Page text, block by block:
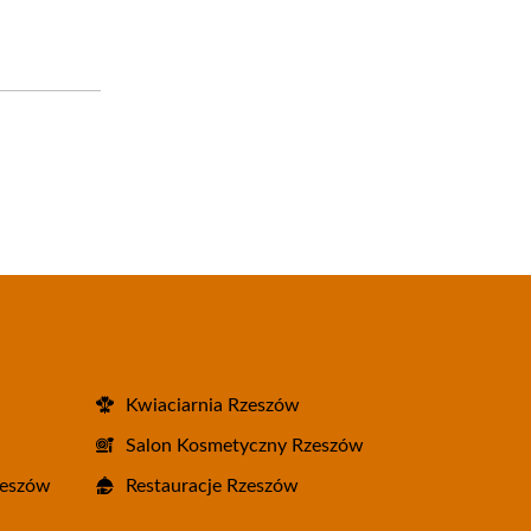
Kwiaciarnia Rzeszów
Salon Kosmetyczny Rzeszów
Restauracje Rzeszów